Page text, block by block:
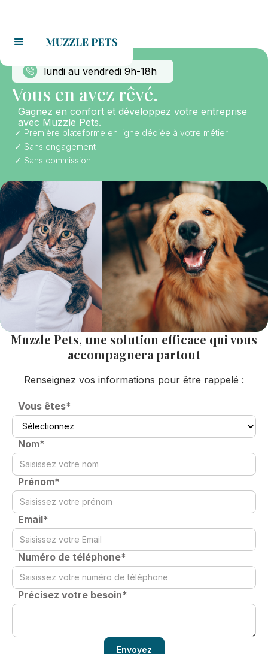
lundi au vendredi 9h-18h
Vous en avez rêvé.
Gagnez en confort et développez votre entreprise
avec Muzzle Pets.
Première plateforme en ligne dédiée à votre métier
Sans engagement
Sans commission
Muzzle Pets, une solution efficace qui vous
accompagnera partout
Renseignez vos informations pour être rappelé :
Vous êtes*
Nom*
Prénom*
Email*
Numéro de téléphone*
Précisez votre besoin*